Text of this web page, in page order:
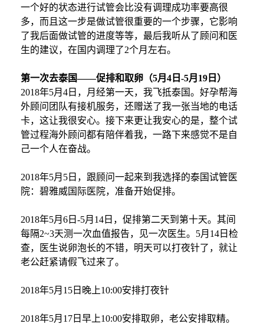
一个好的状态进行试管会比没有调理成功率要高很
多，而且这一步是做试管很重要的一个步骤，它影响
了我后面做试管的进度等等，最后我听从了顾问和医
生的建议，在国内调理了2个月左右。
第一次去泰国——促排和取卵（5月4日-5月19日）
2018年5月4日，月经第一天，我飞抵泰国。好孕帮海
外顾问团队有接机服务，还赠送了我一张当地的电话
卡， 这让我很安心。接下来更让我安心的是， 整个试
管过程海外顾问都有陪伴着我，一路下来感觉不是自
己一个人在奋战。
2018年5月5日，跟顾问一起来到我选择的泰国试管医
院：碧雅威国际医院，准备开始促排。
2018年5月6日-5月14日，促排第二天到第十天。其间
每隔2~3天测一次血值报告，见一次医生。5月14日检
查，医生说卵泡长的不错，明天可以打夜针了，就让
老公赶紧请假飞过来了。
2018年5月15日晚上10:00安排打夜针
2018年5月17日早上10:00安排取卵，老公安排取精。